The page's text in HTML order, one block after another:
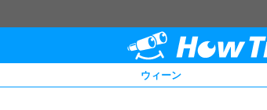
ウィーン